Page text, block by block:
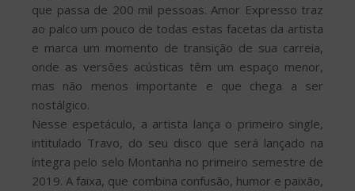
que passa de 200 mil pessoas. Amor Expresso traz
ao palco um pouco de todas estas facetas da artista
e marca um momento de transição de sua carreia,
onde as versões acústicas têm um espaço menor,
mas não menos importante e que chega a ser
nostálgico.
Nesse espetáculo, a artista lança o primeiro single,
intitulado Travo, do seu disco que será lançado na
íntegra pelo selo Montanha no primeiro semestre de
2019. A faixa, que combina confusão, humor e paixão,